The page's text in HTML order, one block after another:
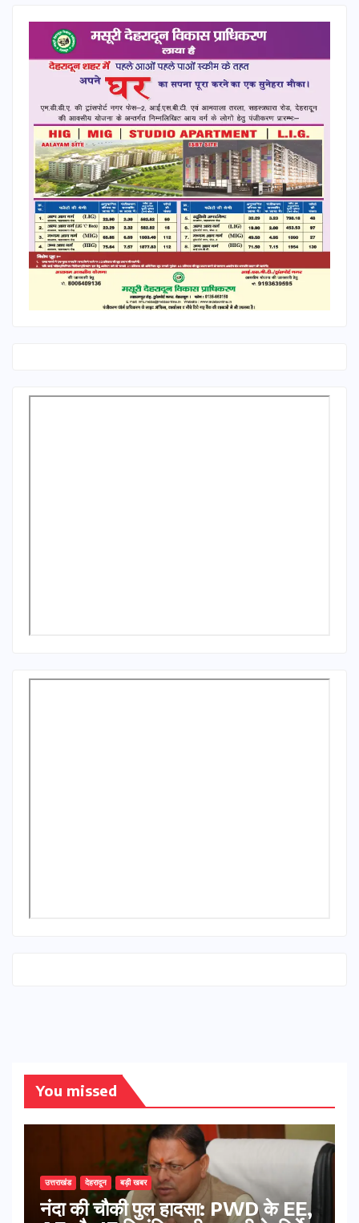
You missed
उत्तराखंड देहरादून बड़ी खबर
नंदा की चौकी पुल हादसा: PWD के EE,